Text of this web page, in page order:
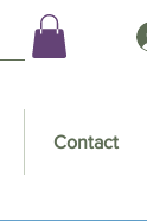
Contact